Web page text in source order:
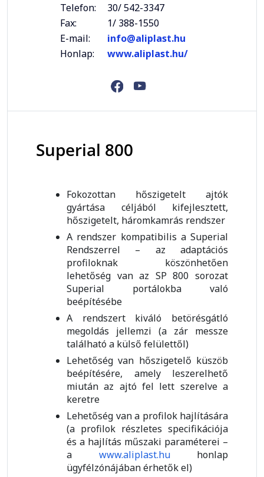
Telefon:
30/ 542-3347
Fax:
1/ 388-1550
E-mail:
info@aliplast.hu
Honlap:
www.aliplast.hu/
Superial 800
Fokozottan hőszigetelt ajtók
gyártása céljából kifejlesztett,
hőszigetelt, háromkamrás rendszer
A rendszer kompatibilis a Superial
Rendszerrel – az adaptációs
profiloknak köszönhetően
lehetőség van az SP 800 sorozat
Superial portálokba való
beépítésébe
A rendszert kiváló betörésgátló
megoldás jellemzi (a zár messze
található a külső felülettől)
Lehetőség van hőszigetelő küszöb
beépítésére, amely leszerelhető
miután az ajtó fel lett szerelve a
keretre
Lehetőség van a profilok hajlítására
(a profilok részletes specifikációja
és a hajlítás műszaki paraméterei –
a www.aliplast.huhonlap
ügyfélzónájában érhetők el)